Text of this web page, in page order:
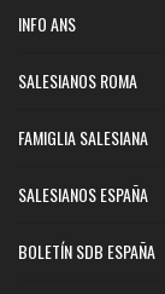
INFO ANS
SALESIANOS ROMA
FAMIGLIA SALESIANA
SALESIANOS ESPAÑA
BOLETÍN SDB ESPAÑA